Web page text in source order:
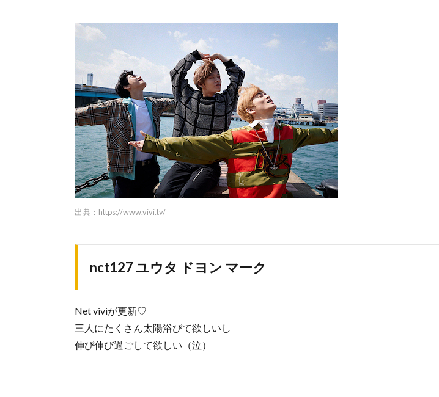
出典： https://www.vivi.tv/
nct127 ユウタ ドヨン マーク
Net viviが更新♡
三人にたくさん太陽浴びて欲しいし
伸び伸び過ごして欲しい（泣）